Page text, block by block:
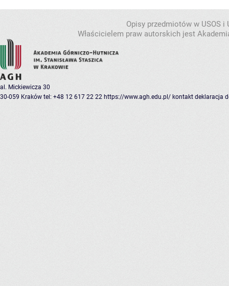
Opisy przedmiotów w USOS
Właścicielem praw autorskich jest
al. Mickiewicza 30
30-059 Kraków tel: +48 12 617 22 22 https://www.agh.edu.pl/ kontakt deklaracja